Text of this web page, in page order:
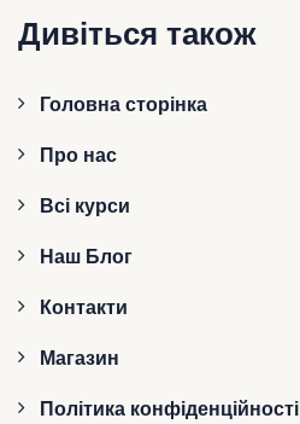
Дивіться також
Головна сторінка
Про нас
Всі курси
Наш Блог
Контакти
Магазин
Політика конфіденційності